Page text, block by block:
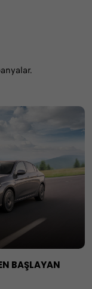
BAŞLAYAN